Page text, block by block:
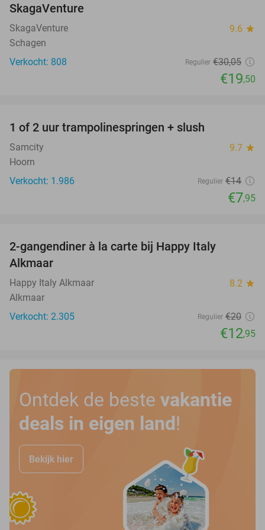
SkagaVenture
SkagaVenture 9.6 star
Schagen
Verkocht: 808
Regulier €30,05
€19,50
1 of 2 uur trampolinespringen + slush
Samcity 9.7 star
Hoorn
Verkocht: 1.986
Regulier €14
€7,95
2-gangendiner à la carte bij Happy Italy
Alkmaar
Happy Italy Alkmaar 8.2 star
Alkmaar
Verkocht: 2.305
Regulier €20
€12,95
Ontdek de beste vakantie
deals in eigen land !
Bekijk hier